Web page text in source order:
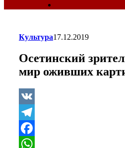
Культура17.12.2019
Осетинский
мир оживших
VK
Telegram
Facebook